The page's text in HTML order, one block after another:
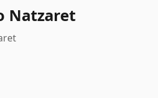
Natzaret